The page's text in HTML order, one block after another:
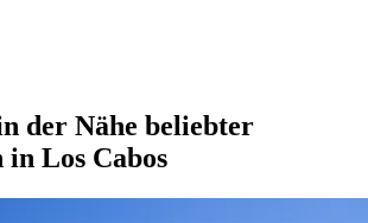
der Nähe beliebter
Los Cabos